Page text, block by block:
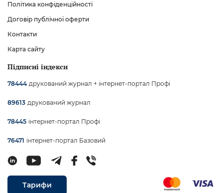
Політика конфіденційності
Договір публічної оферти
Контакти
Карта сайту
Підписні індекси
78444 друкований журнал + інтернет-портал Профі
89613 друкований журнал
78445 інтернет-портал Профі
76471 інтернет-портал Базовий
Тарифи